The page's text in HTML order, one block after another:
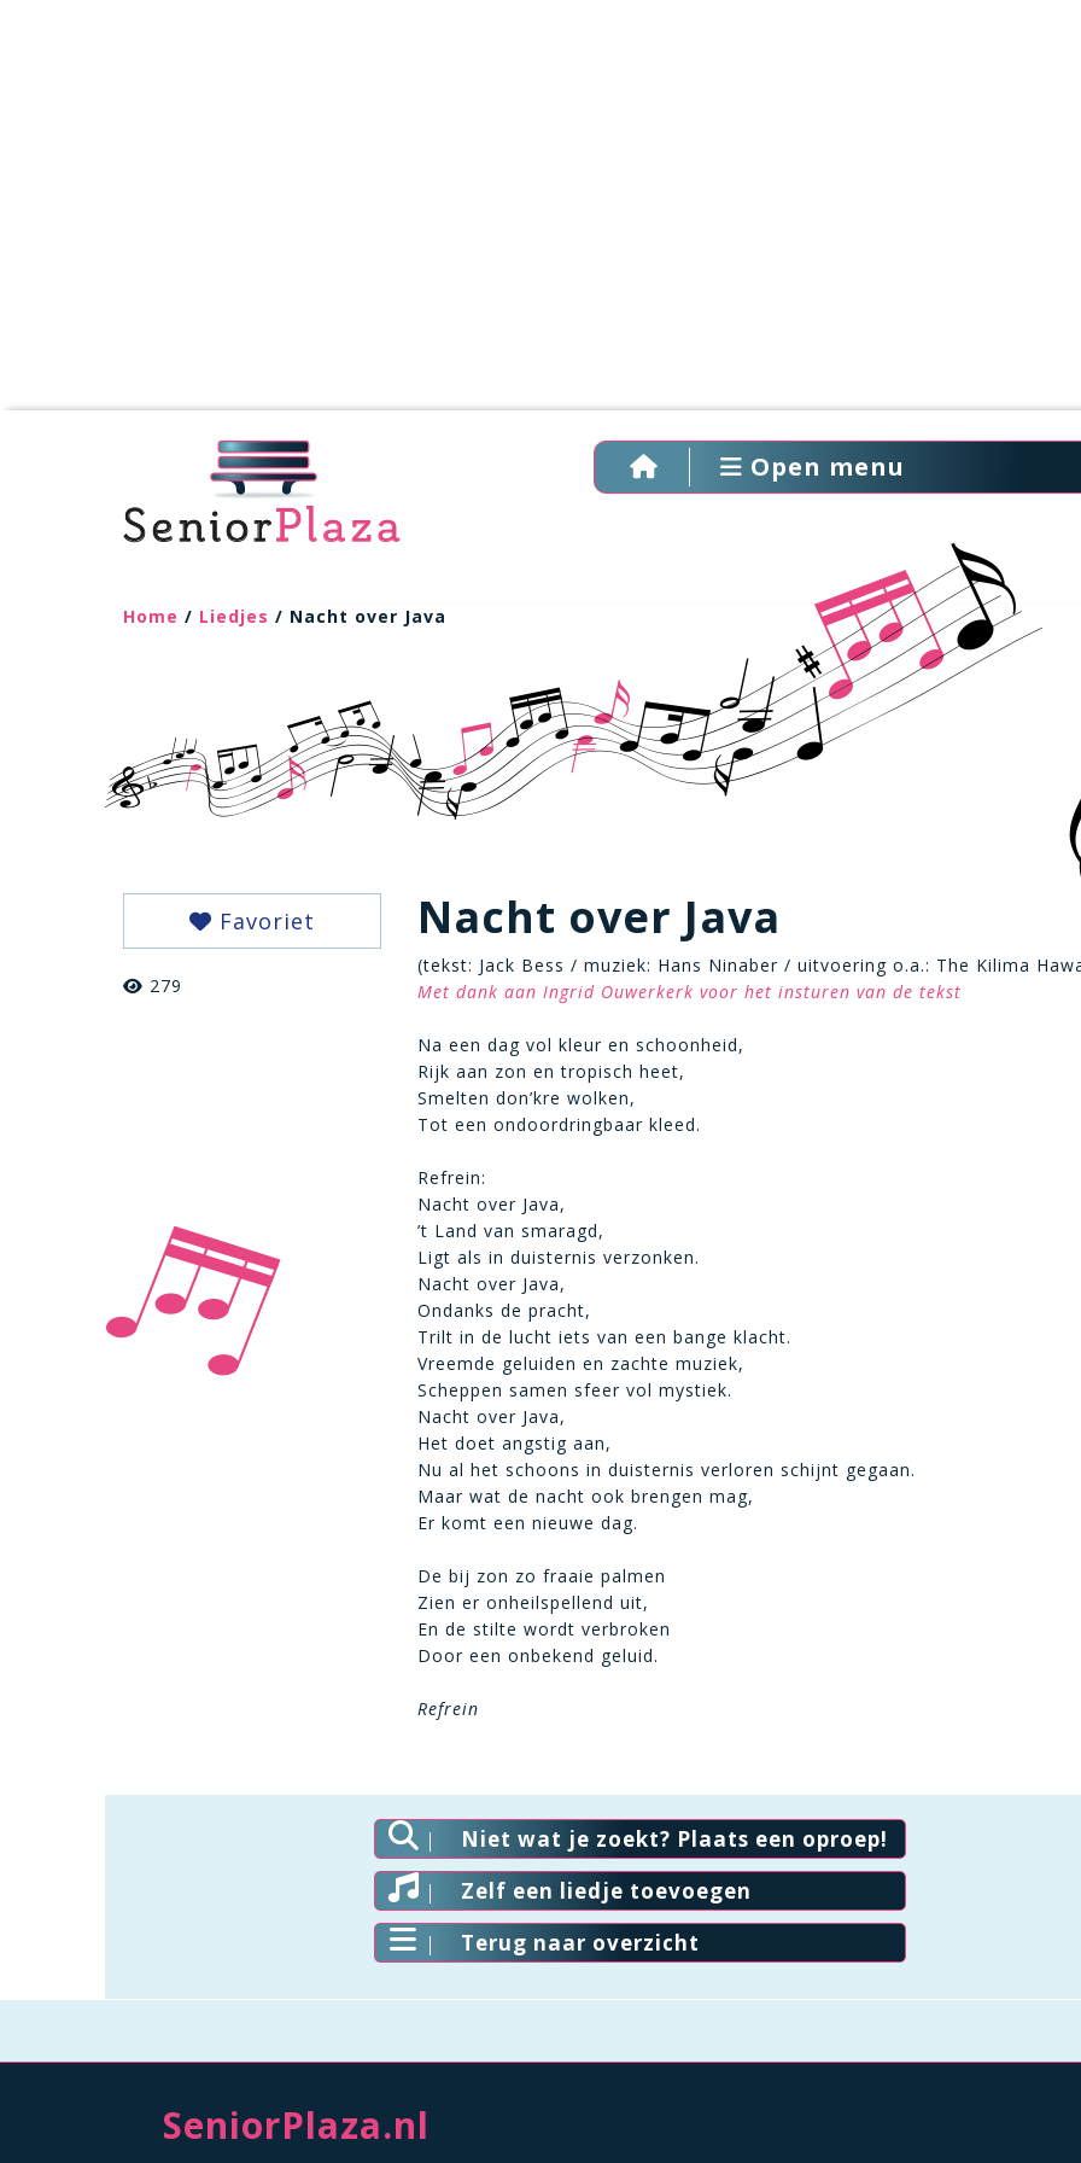
Open menu
Home / Liedjes / Nacht over Java
Favoriet
279
Nacht over Java
(tekst: Jack Bess / muziek: Hans Ninaber / uitvoering o.a.: The Kilima
Met dank aan Ingrid Ouwerkerk voor het insturen van de tekst
Na een dag vol kleur en schoonheid,
Rijk aan zon en tropisch heet,
Smelten don’kre wolken,
Tot een ondoordringbaar kleed.
Refrein:
Nacht over Java,
’t Land van smaragd,
Ligt als in duisternis verzonken.
Nacht over Java,
Ondanks de pracht,
Trilt in de lucht iets van een bange klacht.
Vreemde geluiden en zachte muziek,
Scheppen samen sfeer vol mystiek.
Nacht over Java,
Het doet angstig aan,
Nu al het schoons in duisternis verloren schijnt gegaan.
Maar wat de nacht ook brengen mag,
Er komt een nieuwe dag.
De bij zon zo fraaie palmen
Zien er onheilspellend uit,
En de stilte wordt verbroken
Door een onbekend geluid.
Refrein
Niet wat je zoekt? Plaats een oproep!
Zelf een liedje toevoegen
Terug naar overzicht
SeniorPlaza.nl